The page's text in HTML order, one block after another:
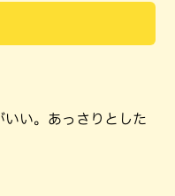
い。あっさりとした